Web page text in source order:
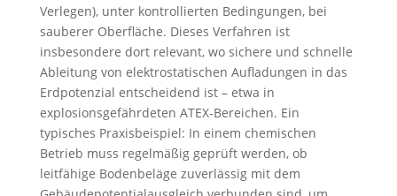
Verlegen), unter kontrollierten Bedingungen, bei
sauberer Oberfläche. Dieses Verfahren ist
insbesondere dort relevant, wo sichere und schnelle
Ableitung von elektrostatischen Aufladungen in das
Erdpotenzial entscheidend ist – etwa in
explosionsgefährdeten ATEX-Bereichen. Ein
typisches Praxisbeispiel: In einem chemischen
Betrieb muss regelmäßig geprüft werden, ob
leitfähige Bodenbeläge zuverlässig mit dem